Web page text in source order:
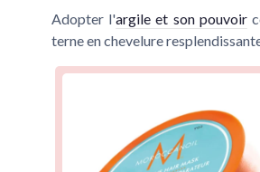
Adopter l'argile et son pouvoir
terne en chevelure